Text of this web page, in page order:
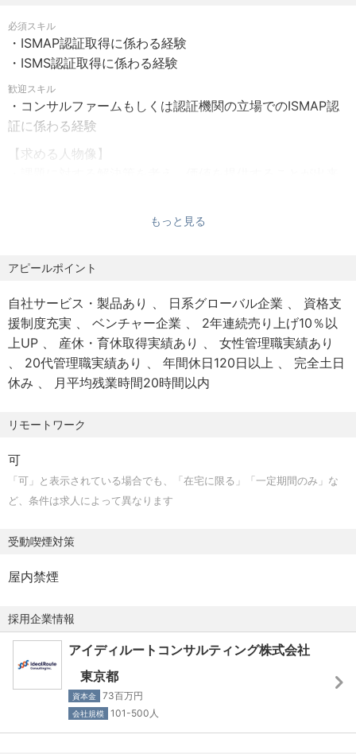
・社会保険完備
・確定拠出年金
・資格取得支援制度（300以上の資格の受験料や更新料の
負担、および合格報奨金の支給）
・保養所利用
・通信費手当（5,000円/月）
・交通費支給
必須スキル
・ISMAP認証取得に係わる経験
・ISMS認証取得に係わる経験
歓迎スキル
・コンサルファームもしくは認証機関の立場でのISMAP認
証に係わる経験
【求める人物像】
・チーム、メンバーと協力し、業務を推進出来る方
【このポジションの魅力・得られる成長】
・セキュリティコンサルタントという専門性で市場価値を
高めることが出来る
・ISMAP、ISMSの認証の専門性を活かすことが出来る
・企業の管理レイヤとしてのキャリアを積むことができる
もっと見る
アピールポイント
自社サービス・製品あり 日系グローバル企業
資格支
援制度充実
ベンチャー企業
2年連続売り上げ10％以
上UP
産休・育休取得実績あり
女性管理職実績あり
20代管理職実績あり
年間休日120日以上
完全土日
休み
月平均残業時間20時間以内
リモートワーク
可
「可」と表示されている場合でも、「在宅に限る」「一定期間のみ」な
ど、条件は求人によって異なります
受動喫煙対策
屋内禁煙
採用企業情報
アイディルートコンサルティング株式会社
東京都
資本金 73百万円
会社規模 101-500人